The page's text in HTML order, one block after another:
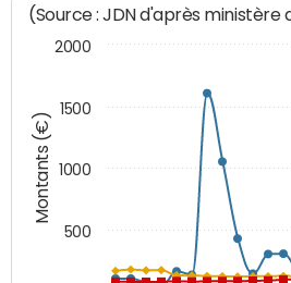
Montants (€)
(Source : JDN d'après ministère
500
1000
1500
2000